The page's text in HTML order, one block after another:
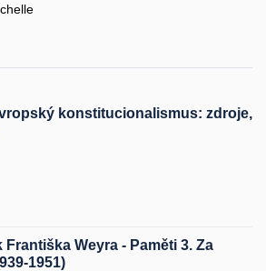
konstitucionalismus: zdroje,
Weyra - Paměti 3. Za
1951)